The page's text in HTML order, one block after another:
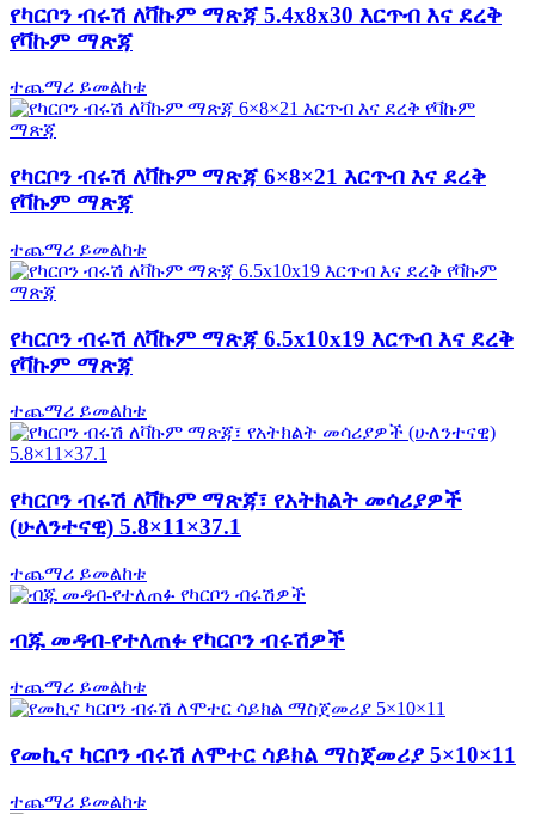
የካርቦን ብሩሽ ለቫኩም ማጽጃ 5.4x8x30 እርጥብ እና ደረቅ
የቫኩም ማጽጃ
ተጨማሪ ይመልከቱ
የካርቦን ብሩሽ ለቫኩም ማጽጃ 6×8×21 እርጥብ እና ደረቅ
የቫኩም ማጽጃ
ተጨማሪ ይመልከቱ
የካርቦን ብሩሽ ለቫኩም ማጽጃ 6.5x10x19 እርጥብ እና ደረቅ
የቫኩም ማጽጃ
ተጨማሪ ይመልከቱ
የካርቦን ብሩሽ ለቫኩም ማጽጃ፣ የአትክልት መሳሪያዎች
(ሁለንተናዊ) 5.8×11×37.1
ተጨማሪ ይመልከቱ
ብጁ መዳብ-የተለጠፉ የካርቦን ብሩሽዎች
ተጨማሪ ይመልከቱ
የመኪና ካርቦን ብሩሽ ለሞተር ሳይክል ማስጀመሪያ 5×10×11
ተጨማሪ ይመልከቱ